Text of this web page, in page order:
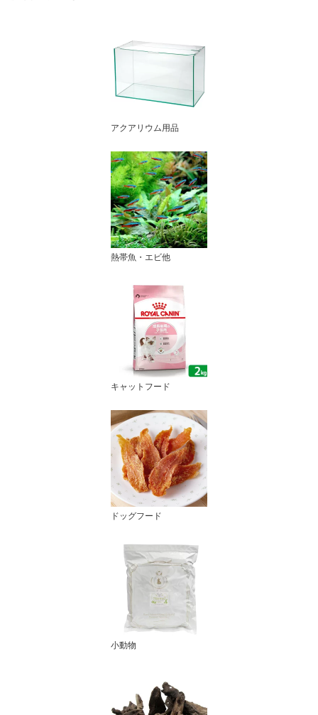
アクアリウム用品
熱帯魚・エビ他
キャットフード
ドッグフード
小動物